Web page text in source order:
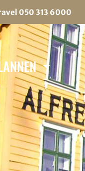
050 313 6000